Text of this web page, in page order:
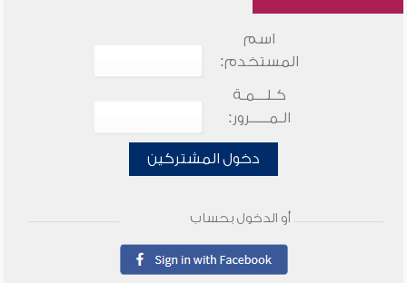
اسم
المستخدم:
كـلـــمـة
الـمـــــرور:
دخول المشتركين
أو الدخول بحساب